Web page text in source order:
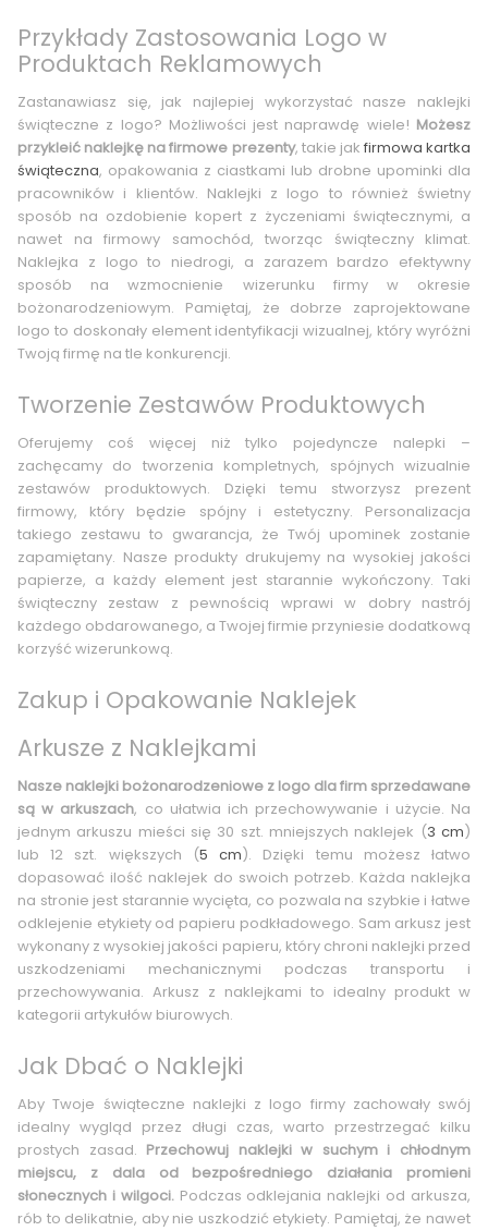
Przykłady Zastosowania Logo w
Produktach Reklamowych
Zastanawiasz się, jak najlepiej wykorzystać nasze naklejki
świąteczne z logo? Możliwości jest naprawdę wiele! Możesz
przykleić naklejkę na firmowe prezenty, takie jak firmowa kartka
świąteczna, opakowania z ciastkami lub drobne upominki dla
pracowników i klientów. Naklejki z logo to również świetny
sposób na ozdobienie kopert z życzeniami świątecznymi, a
nawet na firmowy samochód, tworząc świąteczny klimat.
Naklejka z logo to niedrogi, a zarazem bardzo efektywny
sposób na wzmocnienie wizerunku firmy w okresie
bożonarodzeniowym. Pamiętaj, że dobrze zaprojektowane
logo to doskonały element identyfikacji wizualnej, który wyróżni
Twoją firmę na tle konkurencji.
Tworzenie Zestawów Produktowych
Oferujemy coś więcej niż tylko pojedyncze nalepki –
zachęcamy do tworzenia kompletnych, spójnych wizualnie
zestawów produktowych. Dzięki temu stworzysz prezent
firmowy, który będzie spójny i estetyczny. Personalizacja
takiego zestawu to gwarancja, że Twój upominek zostanie
zapamiętany. Nasze produkty drukujemy na wysokiej jakości
papierze, a każdy element jest starannie wykończony. Taki
świąteczny zestaw z pewnością wprawi w dobry nastrój
każdego obdarowanego, a Twojej firmie przyniesie dodatkową
korzyść wizerunkową.
Zakup i Opakowanie Naklejek
Arkusze z Naklejkami
Nasze naklejki bożonarodzeniowe z logo dla firm sprzedawane
są w arkuszach, co ułatwia ich przechowywanie i użycie. Na
jednym arkuszu mieści się 30 szt. mniejszych naklejek (3 cm)
lub 12 szt. większych (5 cm). Dzięki temu możesz łatwo
dopasować ilość naklejek do swoich potrzeb. Każda naklejka
na stronie jest starannie wycięta, co pozwala na szybkie i łatwe
odklejenie etykiety od papieru podkładowego. Sam arkusz jest
wykonany z wysokiej jakości papieru, który chroni naklejki przed
uszkodzeniami mechanicznymi podczas transportu i
przechowywania. Arkusz z naklejkami to idealny produkt w
kategorii artykułów biurowych.
Jak Dbać o Naklejki
Aby Twoje świąteczne naklejki z logo firmy zachowały swój
idealny wygląd przez długi czas, warto przestrzegać kilku
prostych zasad. Przechowuj naklejki w suchym i chłodnym
miejscu, z dala od bezpośredniego działania promieni
słonecznych i wilgoci.Podczas odklejania naklejki od arkusza,
rób to delikatnie, aby nie uszkodzić etykiety. Pamiętaj, że nawet